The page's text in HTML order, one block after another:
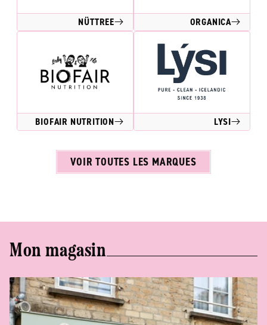
NÜTTREE ORGANICA
BIOFAIR NUTRITION LYSI
VOIR TOUTES LES MARQUES
Mon magasin